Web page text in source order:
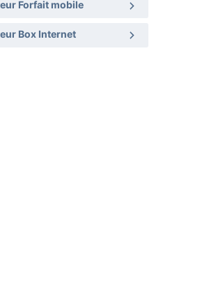
Forfait mobile
Box Internet